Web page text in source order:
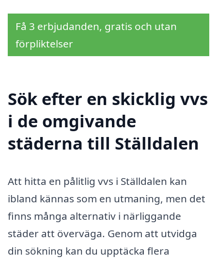
Få 3 erbjudanden, gratis och utan
förpliktelser
Sök efter en skicklig vvs
i de omgivande
städerna till Ställdalen
Att hitta en pålitlig vvs i Ställdalen kan
ibland kännas som en utmaning, men det
finns många alternativ i närliggande
städer att överväga. Genom att utvidga
din sökning kan du upptäcka flera